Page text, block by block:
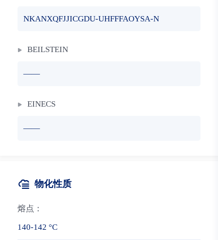
NKANXQFJJICGDU-UHFFFAOYSA-N
BEILSTEIN
——
EINECS
——
物化性质
熔点：
140-142 °C